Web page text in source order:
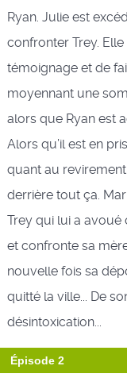
Ryan. Julie est
confronter Trey.
témoignage et de
moyennant une
alors que Ryan est
Alors qu’il est en
quant au
derrière tout ça.
Trey qui lui a avoué
et confronte sa
nouvelle fois sa
quitté la ville... De
désintoxication...
Épisode 2